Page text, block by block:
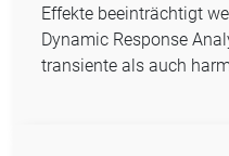
Effekte beeinträchtigt
Dynamic Response
transiente als auch